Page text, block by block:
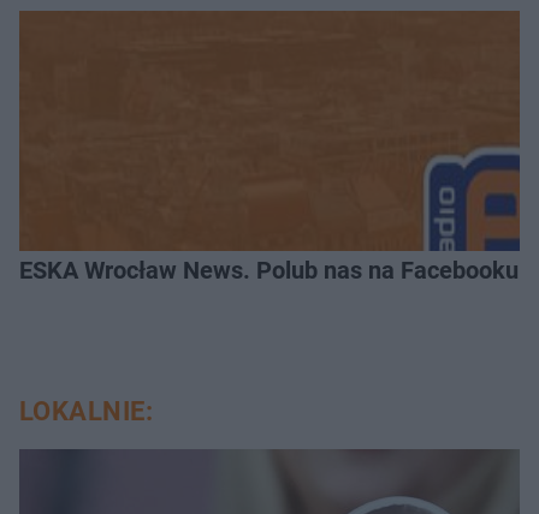
ESKA Wrocław News. Polub nas na Facebooku!
LOKALNIE: